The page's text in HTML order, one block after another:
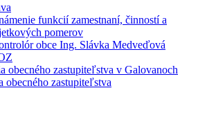
funkcií zamestnaní, činností a
pomerov
obce Ing. Slávka Medveďová
obecného zastupiteľstva v Galovanoch
obecného zastupiteľstva